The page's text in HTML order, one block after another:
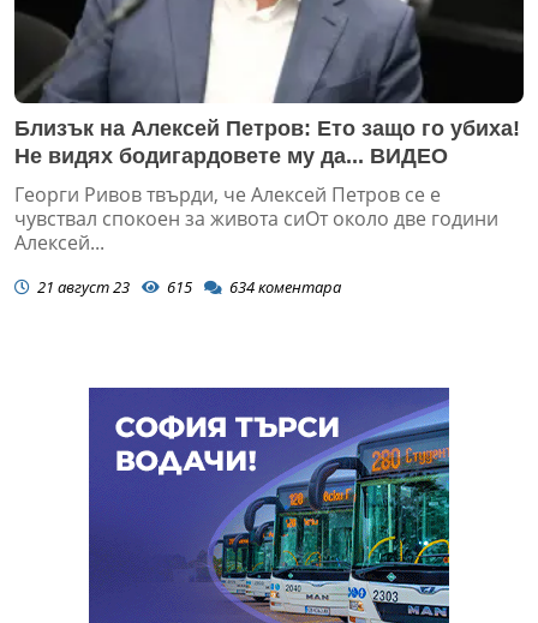
Близък на Алексей Петров: Ето защо го убиха!
Не видях бодигардовете му да... ВИДЕО
Георги Ривов твърди, че Алексей Петров се е
чувствал спокоен за живота сиОт около две години
Алексей...
21 август 23 615 634коментара